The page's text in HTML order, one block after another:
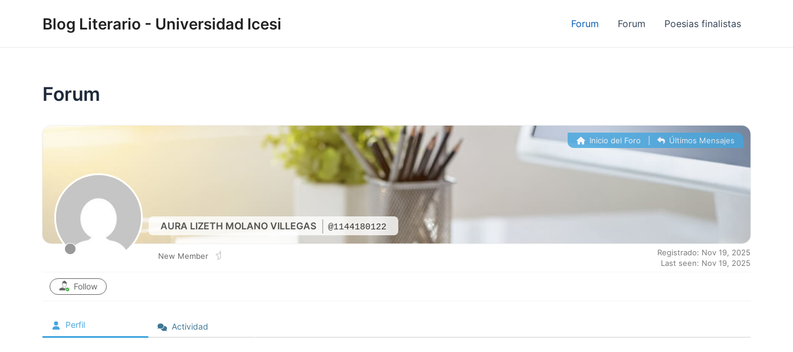
Blog Literario - Universidad Icesi Forum Forum Poesias finalistas
Forum
AURA LIZETH MOLANO VILLEGAS @1144180122
Inicio del Foro Últimos Mensajes
New Member
Registrado: Nov 19, 2025
Last seen: Nov 19, 2025
Follow
Perfil Actividad